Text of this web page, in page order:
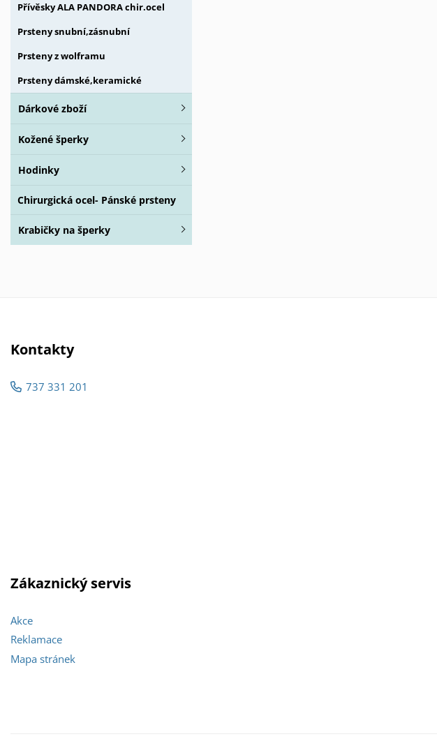
Přívěsky ALA PANDORA chir.ocel
Prsteny snubní,zásnubní
Prsteny z wolframu
Prsteny dámské,keramické
Dárkové zboží
Kožené šperky
Hodinky
Chirurgická ocel- Pánské prsteny
Krabičky na šperky
Kontakty
737 331 201
Zákaznický servis
Akce
Reklamace
Mapa stránek